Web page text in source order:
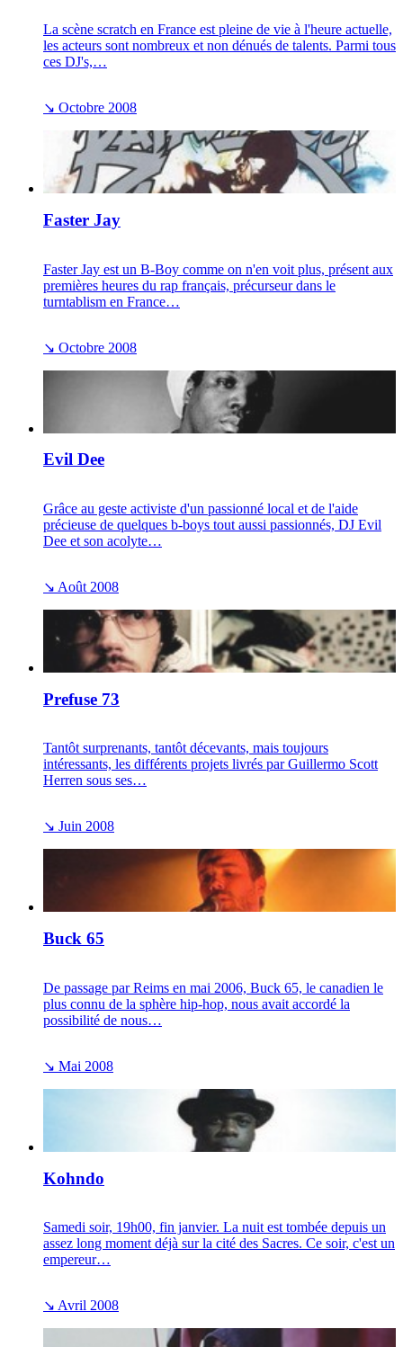
La scène scratch en France est pleine de vie à l'heure actuelle,
les acteurs sont nombreux et non dénués de talents. Parmi tous
ces DJ's,…
↘ Octobre 2008
Faster Jay
Faster Jay est un B-Boy comme on n'en voit plus, présent aux
premières heures du rap français, précurseur dans le
turntablism en France…
↘ Octobre 2008
Evil Dee
Grâce au geste activiste d'un passionné local et de l'aide
précieuse de quelques b-boys tout aussi passionnés, DJ Evil
Dee et son acolyte…
↘ Août 2008
Prefuse 73
Tantôt surprenants, tantôt décevants, mais toujours
intéressants, les différents projets livrés par Guillermo Scott
Herren sous ses…
↘ Juin 2008
Buck 65
De passage par Reims en mai 2006, Buck 65, le canadien le
plus connu de la sphère hip-hop, nous avait accordé la
possibilité de nous…
↘ Mai 2008
Kohndo
Samedi soir, 19h00, fin janvier. La nuit est tombée depuis un
assez long moment déjà sur la cité des Sacres. Ce soir, c'est un
empereur…
↘ Avril 2008